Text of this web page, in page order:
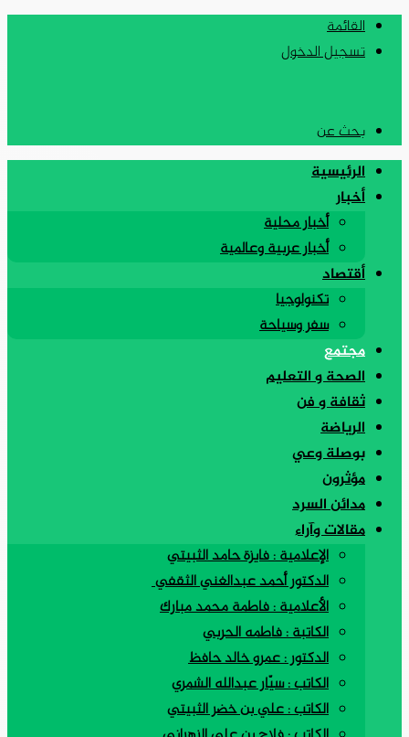
القائمة
تسجيل الدخول
بحث عن
الرئيسية
أخبار
أخبار محلية
أخبار عربية وعالمية
أقتصاد
تكنولوجيا
سفر وسياحة
مجتمع
الصحة و التعليم
ثقافة و فن
الرياضة
بوصلة وعي
مؤثرون
مدائن السرد
مقالات وآراء
الإعلامية : فايزة حامد الثبيتي
الدكتور أحمد عبدالغني الثقفي
الأعلامية : فاطمة محمد مبارك
الكاتبة : فاطمه الحربي
الدكتور : عمرو خالد حافظ
الكاتب : سيّار عبدالله الشمري
الكاتب : علي بن خضر الثبيتي